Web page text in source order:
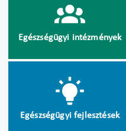
Egészségügyi intézmények
Egészségügyi fejlesztések